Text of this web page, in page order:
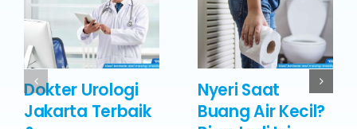
Dokter Urologi
Jakarta Terbaik
Nyeri Saat
Buang Air Kecil?